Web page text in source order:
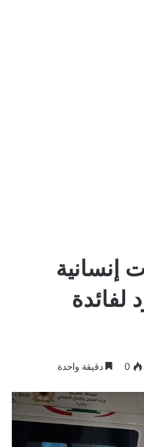
إنسانية
لفائدة
0 دقيقة واحدة